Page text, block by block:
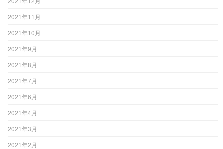
2021年11月
2021年10月
2021年9月
2021年8月
2021年7月
2021年6月
2021年4月
2021年3月
2021年2月